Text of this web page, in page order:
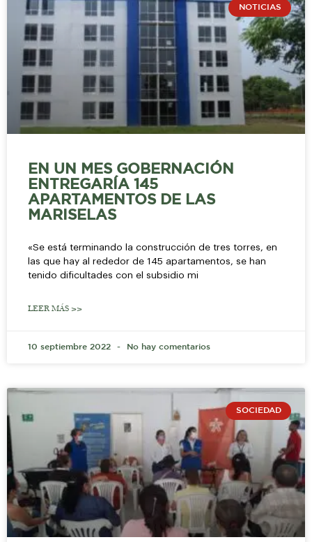
NOTICIAS
EN UN MES GOBERNACIÓN
ENTREGARÍA 145
APARTAMENTOS DE LAS
MARISELAS
«Se está terminando la construcción de tres torres, en
las que hay al rededor de 145 apartamentos, se han
tenido dificultades con el subsidio mi
LEER MÁS >>
10 septiembre 2022 No hay comentarios
SOCIEDAD